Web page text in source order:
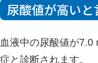
尿酸値が高い
血液中の尿酸値が7.0
症と診断されます。